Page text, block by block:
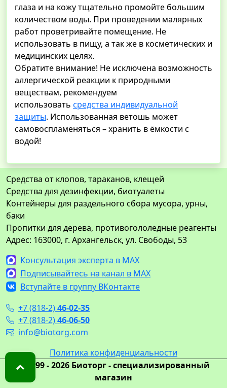
глаза и на кожу тщательно промойте большим
количеством воды. При проведении малярных
работ проветривайте помещение. Не
использовать в пищу, а так же в косметических и
медицинских целях.
Обратите внимание! Не исключена возможность
аллергической реакции к природными
веществам, рекомендуем
использовать средства индивидуальной
защиты. Использованная ветошь может
самовоспламеняться – хранить в ёмкости с
водой!
Средства от клопов, тараканов, клещей
Средства для дезинфекции, биотуалеты
Контейнеры для раздельного сбора мусора, урны,
баки
Пропитки для дерева, противогололедные реагенты
Адрес: 163000, г. Архангельск, ул. Свободы, 53
Консультация эксперта в MAX
Подписывайтесь на канал в MAX
Вступайте в группу ВКонтакте
+7 (818-2)46-02-35
+7 (818-2)46-06-50
info@biotorg.com
Политика конфиденциальности
© 1999 - 2026 Биоторг - специализированный
магазин